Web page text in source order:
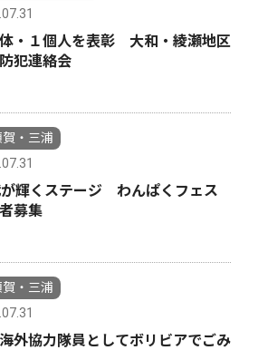
・１個人を表彰 大和・綾瀬地区
犯連絡会
賀・三浦
輝くステージ わんぱくフェス
募集
賀・三浦
外協力隊員としてボリビアでごみ